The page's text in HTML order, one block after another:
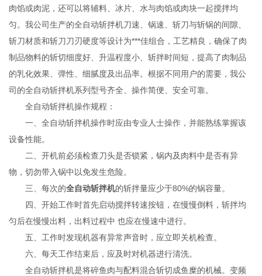
肉馅或肉泥，还可以将辅料、冰片、水与肉馅或肉块一起搅拌均
匀。我公司生产的全自动斩拌机刀速、锅速、斩刀与斩锅的间隙、
斩刀材质和斩刀刀刃硬度等设计为***佳组合，工艺精良，确保了肉
制品物料的斩切细度好、升温程度小、斩拌时间短，提高了肉制品
的乳化效果、弹性、细腻度及出品率。根据不同用户的需要，我公
司的全自动斩拌机系列型号齐全、操作简便、安全可靠。
全自动斩拌机操作规程：
一、全自动斩拌机操作时应由专业人士操作，并能熟练掌握该
设备性能。
二、开机前必须检查刀头是否锁紧，锅内及肉料中是否有异
物，切勿带入锅中以免发生危险。
三、每次的全自动斩拌机的斩拌量应少于80%的锅容量。
四、开始工作时首先启动搅拌转速按钮，在慢慢倒料，斩拌均
匀后在慢慢出料，出料过程中 也应在慢速中进行。
五、工作时发现机器有异常声音时，应立即关机检查。
六、每天工作结束后，应及时对机器进行清洗。
全自动斩拌机是将碎鱼肉与配料混合斩切成鱼糜的机械。变频